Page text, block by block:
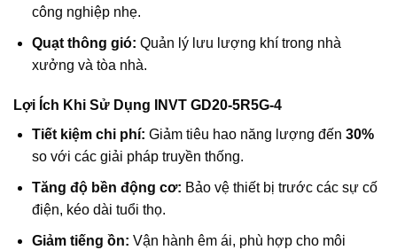
công nghiệp nhẹ.
Quạt thông gió: Quản lý lưu lượng khí trong nhà
xưởng và tòa nhà.
Lợi Ích Khi Sử Dụng INVT GD20-5R5G-4
Tiết kiệm chi phí: Giảm tiêu hao năng lượng đến 30%
so với các giải pháp truyền thống.
Tăng độ bền động cơ: Bảo vệ thiết bị trước các sự cố
điện, kéo dài tuổi thọ.
Giảm tiếng ồn: Vận hành êm ái, phù hợp cho môi